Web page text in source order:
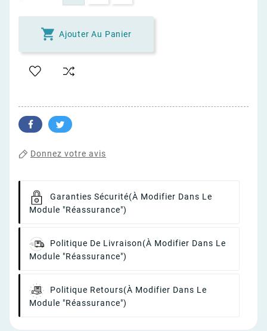
 Ajouter Au Panier
Donnez votre avis
Garanties Sécurité(à Modifier Dans Le
Module "Réassurance")
Politique De Livraison(à Modifier Dans Le
Module "Réassurance")
Politique Retours(à Modifier Dans Le
Module "Réassurance")